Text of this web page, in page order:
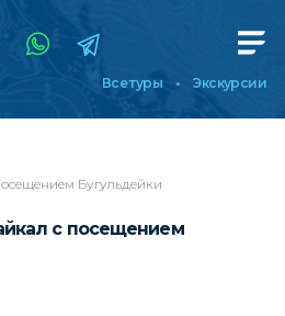
Все туры Экскурсии
Бугульдейки
с посещением